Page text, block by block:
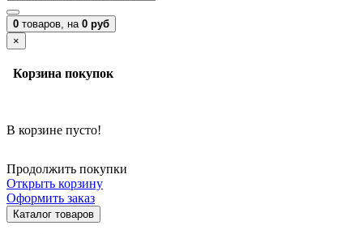
0 товаров, на 0 руб
×
Корзина покупок
В корзине пусто!
Продолжить покупки
Открыть корзину
Оформить заказ
Каталог товаров